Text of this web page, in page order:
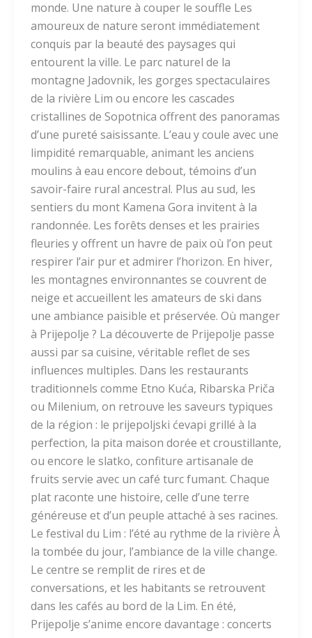
monde. Une nature à couper le souffle Les
amoureux de nature seront immédiatement
conquis par la beauté des paysages qui
entourent la ville. Le parc naturel de la
montagne Jadovnik, les gorges spectaculaires
de la rivière Lim ou encore les cascades
cristallines de Sopotnica offrent des panoramas
d’une pureté saisissante. L’eau y coule avec une
limpidité remarquable, animant les anciens
moulins à eau encore debout, témoins d’un
savoir-faire rural ancestral. Plus au sud, les
sentiers du mont Kamena Gora invitent à la
randonnée. Les forêts denses et les prairies
fleuries y offrent un havre de paix où l’on peut
respirer l’air pur et admirer l’horizon. En hiver,
les montagnes environnantes se couvrent de
neige et accueillent les amateurs de ski dans
une ambiance paisible et préservée. Où manger
à Prijepolje ? La découverte de Prijepolje passe
aussi par sa cuisine, véritable reflet de ses
influences multiples. Dans les restaurants
traditionnels comme Etno Kuća, Ribarska Priča
ou Milenium, on retrouve les saveurs typiques
de la région : le prijepoljski ćevapi grillé à la
perfection, la pita maison dorée et croustillante,
ou encore le slatko, confiture artisanale de
fruits servie avec un café turc fumant. Chaque
plat raconte une histoire, celle d’une terre
généreuse et d’un peuple attaché à ses racines.
Le festival du Lim : l’été au rythme de la rivière À
la tombée du jour, l’ambiance de la ville change.
Le centre se remplit de rires et de
conversations, et les habitants se retrouvent
dans les cafés au bord de la Lim. En été,
Prijepolje s’anime encore davantage : concerts